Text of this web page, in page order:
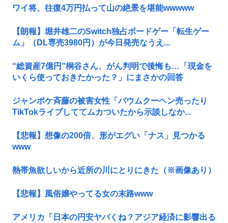
ワイ将、往復4万円払って山の絶景を堪能wwwww
【朗報】堀井雄二のSwitch独占ボードゲー「転生ゲー
ム」（DL専売3980円）が今日発売なうえ...
“総資産7億円”桐谷さん、がん判明で後悔も…「現金を
いくら使っておきたかった？」にまさかの回答
ジャンポケ斉藤の被害女性「バウムクーヘン売ったり
TikTokライブしててムカついたから示談しなか...
【悲報】想像の200倍、形がエグい「ナス」見つかる
www
熱帯魚欲しいから近所の川にとりにきた（※画像あり）
【悲報】風俗嬢やってる女の末路www
アメリカ「日本の円安ヤバくね？アジア経済に影響出る